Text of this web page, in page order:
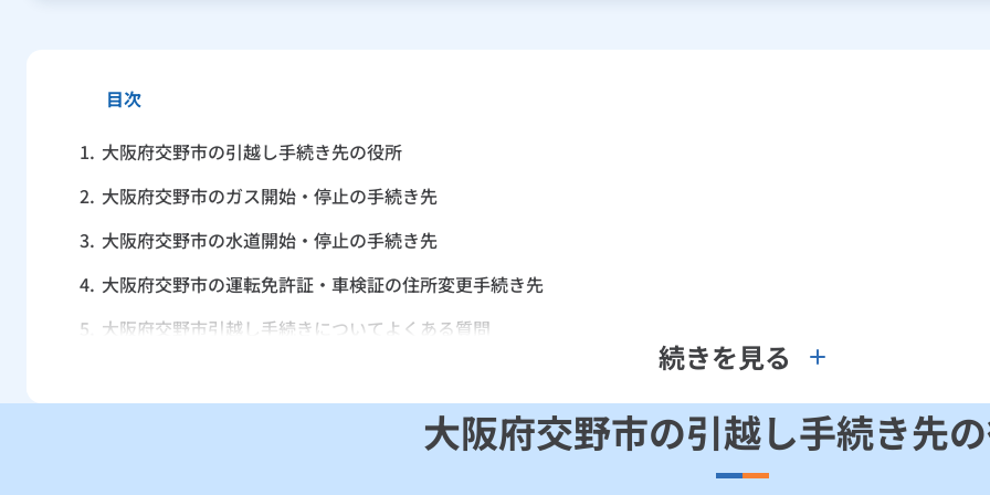
目次
1. 大阪府交野市の引越し手続き先の役所
2. 大阪府交野市のガス開始・停止の手続き先
3. 大阪府交野市の水道開始・停止の手続き先
4. 大阪府交野市の運転免許証・車検証の住所変更手続き先
5. 大阪府交野市引越し手続きについてよくある質問
続きを見る
大阪府交野市の引越し手続き先